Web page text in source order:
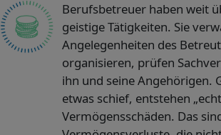
Berufsbetreuer haben weit
geistige Tätigkeiten. Sie
Angelegenheiten des
organisieren, prüfen
ihn und seine Angehörigen.
etwas schief, entstehen
Vermögensschäden. Das